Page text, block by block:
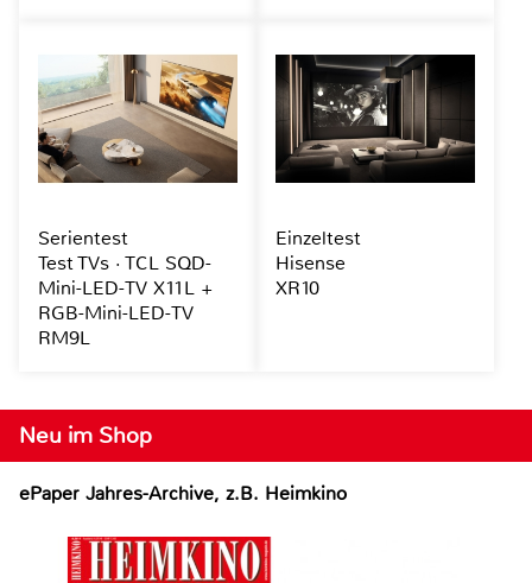
Neu im Shop
ePaper Jahres-Archive, z.B. Heimkino
Serientest
Test TVs · TCL SQD-
Mini-LED-TV X11L +
RGB-Mini-LED-TV
RM9L
Einzeltest
Hisense
XR10